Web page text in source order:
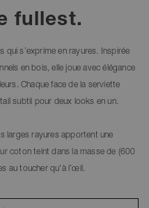
fullest.
qui s’exprime en rayures. Inspirée
en bois, elle joue avec élégance
Chaque face de la serviette
subtil pour deux looks en un.
larges rayures apportent une
coton teint dans la masse de (600
au toucher qu’à l’œil.